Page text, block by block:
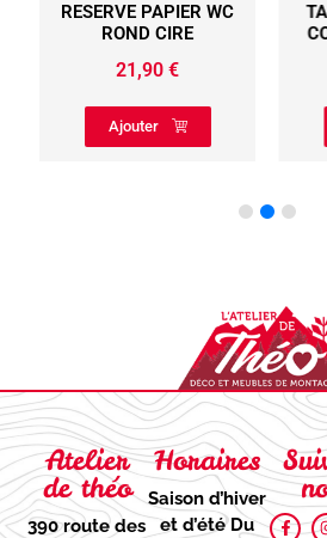
RESERVE PAPIER WC
ROND CIRE
21,90 €
Ajouter
Atelier
de théo
390 route des
Horaires
Saison d’hiver
et d’étéDu